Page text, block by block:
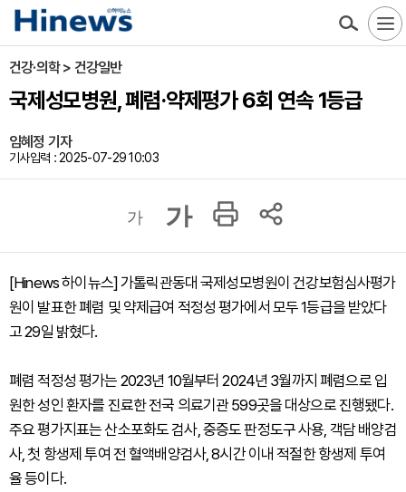
건강·의학 > 건강일반
국제성모병원, 폐렴·약제평가 6회 연속 1등급
임혜정 기자
기사입력 : 2025-07-29 10:03
가 가
[Hinews 하이뉴스] 가톨릭관동대 국제성모병원이 건강보험심사평가
원이 발표한 폐렴 및 약제급여 적정성 평가에서 모두 1등급을 받았다
고 29일 밝혔다.
폐렴 적정성 평가는 2023년 10월부터 2024년 3월까지 폐렴으로 입
원한 성인 환자를 진료한 전국 의료기관 599곳을 대상으로 진행됐다.
주요 평가지표는 산소포화도 검사, 중증도 판정도구 사용, 객담 배양검
사, 첫 항생제 투여 전 혈액배양검사, 8시간 이내 적절한 항생제 투여
율 등이다.